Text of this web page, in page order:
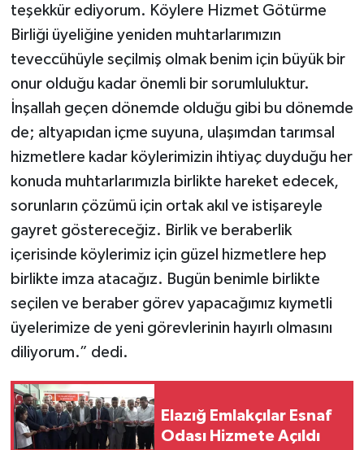
teşekkür ediyorum. Köylere Hizmet Götürme
Birliği üyeliğine yeniden muhtarlarımızın
teveccühüyle seçilmiş olmak benim için büyük bir
onur olduğu kadar önemli bir sorumluluktur.
İnşallah geçen dönemde olduğu gibi bu dönemde
de; altyapıdan içme suyuna, ulaşımdan tarımsal
hizmetlere kadar köylerimizin ihtiyaç duyduğu her
konuda muhtarlarımızla birlikte hareket edecek,
sorunların çözümü için ortak akıl ve istişareyle
gayret göstereceğiz. Birlik ve beraberlik
içerisinde köylerimiz için güzel hizmetlere hep
birlikte imza atacağız. Bugün benimle birlikte
seçilen ve beraber görev yapacağımız kıymetli
üyelerimize de yeni görevlerinin hayırlı olmasını
diliyorum.” dedi.
Elazığ Emlakçılar Esnaf
Odası Hizmete Açıldı